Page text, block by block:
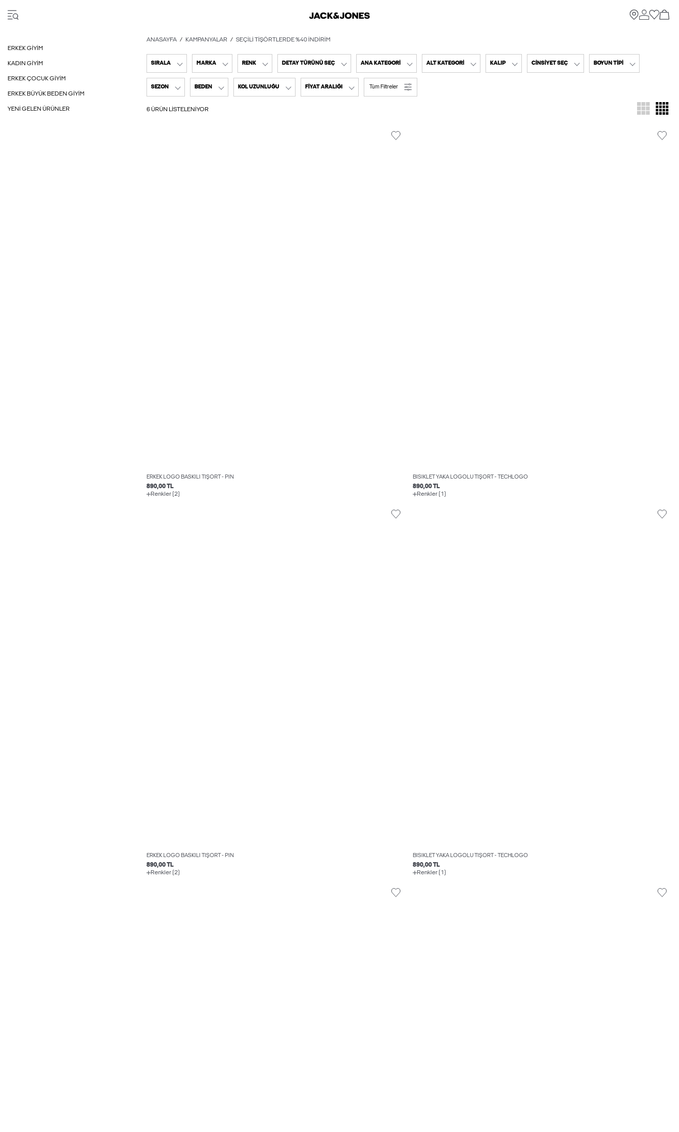
ERKEK GIYIM
KADIN GIYIM
ERKEK ÇOCUK GIYIM
ERKEK BÜYÜK BEDEN GIYIM
YENI GELEN ÜRÜNLER
ANASAYFA KAMPANYALAR SEÇILI TIŞÖRTLERDE %40 İNDIRIM
SIRALA MARKA RENK DETAY TÜRÜNÜ SEÇ ANA KATEGORI ALT KATEGORI KALIP CINSIYET SEÇ BOYUN TIPI
SEZON BEDEN KOL UZUNLUĞU FIYAT ARALIĞI Tüm Filtreler
6 ÜRÜN LISTELENIYOR
ERKEK LOGO BASKILI TIŞÖRT - PIN
890,00 TL
Renkler (2)
BISIKLET YAKA LOGOLU TIŞÖRT - TECHLOGO
890,00 TL
Renkler (1)
ERKEK LOGO BASKILI TIŞÖRT - PIN
890,00 TL
Renkler (2)
BISIKLET YAKA LOGOLU TIŞÖRT - TECHLOGO
890,00 TL
Renkler (1)